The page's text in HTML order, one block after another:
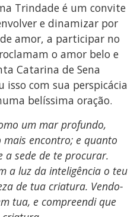
Trindade é um convite
e dinamizar por
amor, a participar no
o amor belo e
Catarina de Sena
isso com sua perspicácia
belíssima oração.
um mar profundo,
encontro; e quanto
a sede de te procurar.
a luz da inteligência o teu
de tua criatura. Vendo-
tua, e compreendi que